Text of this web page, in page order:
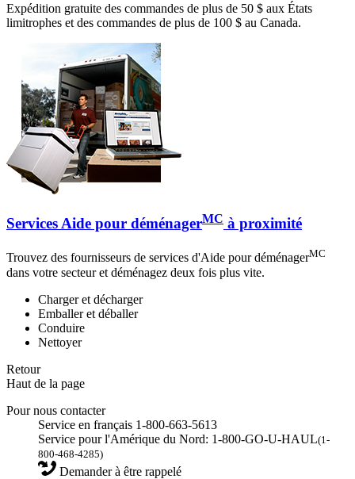
Expédition gratuite des commandes de plus de 50 $ aux États
limitrophes et des commandes de plus de 100 $ au Canada.
Services Aide pour déménagerMC à proximité
Trouvez des fournisseurs de services d'Aide pour déménagerMC
dans votre secteur et déménagez deux fois plus vite.
Charger et décharger
Emballer et déballer
Conduire
Nettoyer
Retour
Haut de la page
Pour nous contacter
Service en français 1-800-663-5613
Service pour l'Amérique du Nord: 1-800-GO-U-HAUL(1-
800-468-4285)
Demander à être rappelé